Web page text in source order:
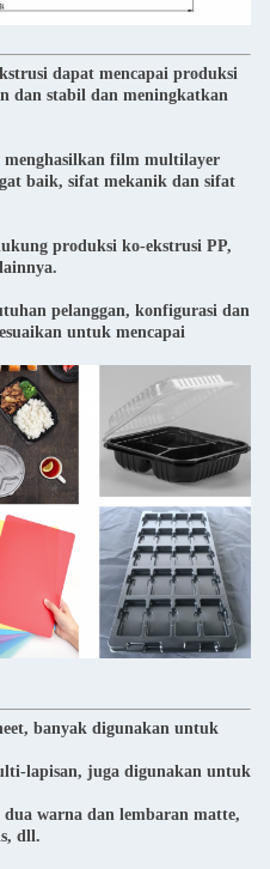
dapat mencapai produksi
dan stabil dan meningkatkan
film multilayer
baik, sifat mekanik dan sifat
produksi ko-ekstrusi PP,
pelanggan, konfigurasi dan
untuk mencapai
banyak digunakan untuk
lapisan, juga digunakan untuk
warna dan lembaran matte,
dll.